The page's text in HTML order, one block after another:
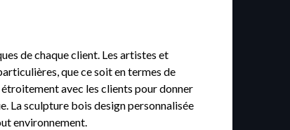
de chaque client. Les artistes et
que ce soit en termes de
avec les clients pour donner
La sculpture bois design personnalisée
environnement.